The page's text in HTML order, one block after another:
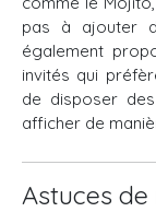
pas à ajouter
également
invités qui
de disposer
afficher de
Astuces de